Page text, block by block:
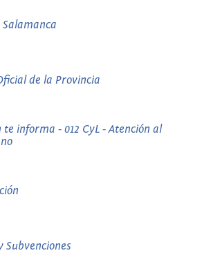
Salamanca
de la Provincia
te informa - 012 CyL - Atención al
Subvenciones